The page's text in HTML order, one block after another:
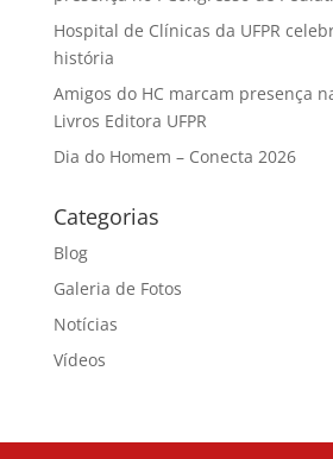
Hospital de Clínicas da UFPR
história
Amigos do HC marcam presença
Livros Editora UFPR
Dia do Homem – Conecta 2026
Categorias
Blog
Galeria de Fotos
Notícias
Vídeos